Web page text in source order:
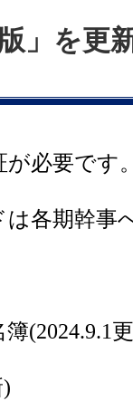
」を更
が必要です
各期幹事
(2024.9.1